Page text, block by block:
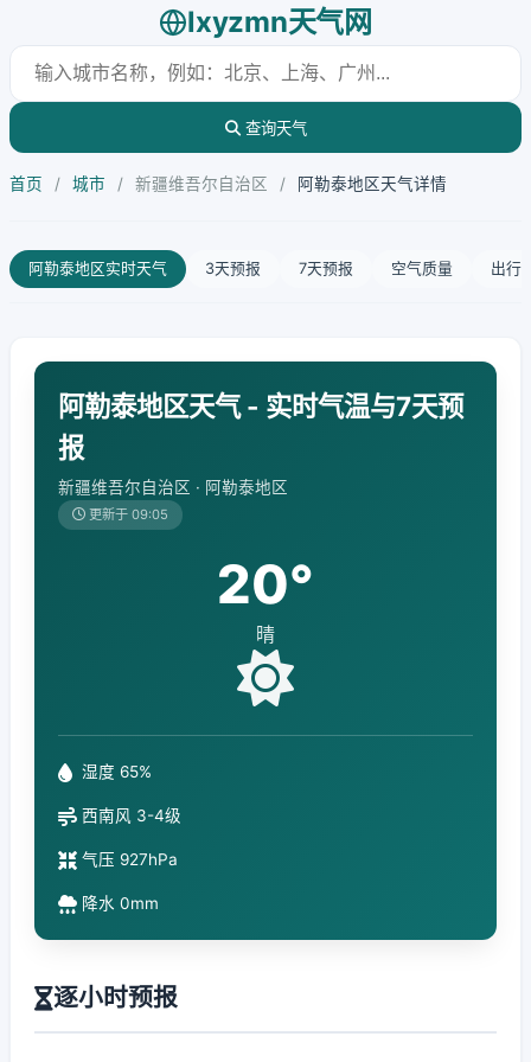
lxyzmn天气网
查询天气
首页 / 城市 / 新疆维吾尔自治区 / 阿勒泰地区天气详情
阿勒泰地区实时天气 3天预报 7天预报 空气质量 出行
阿勒泰地区天气 - 实时气温与7天预
报
新疆维吾尔自治区 · 阿勒泰地区
更新于 09:05
20°
晴
湿度 65%
西南风 3-4级
气压 927hPa
降水 0mm
逐小时预报